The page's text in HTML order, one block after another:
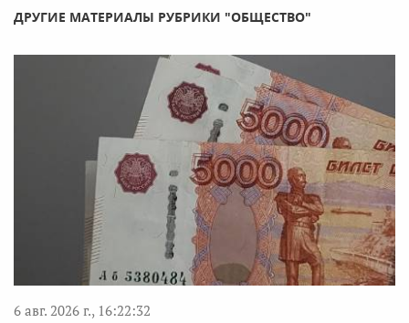
ДРУГИЕ МАТЕРИАЛЫ РУБРИКИ "ОБЩЕСТВО"
6 авг. 2026 г., 16:22:32